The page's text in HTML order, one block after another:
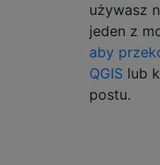
używasz
jeden z
aby
QGIS lub
postu.